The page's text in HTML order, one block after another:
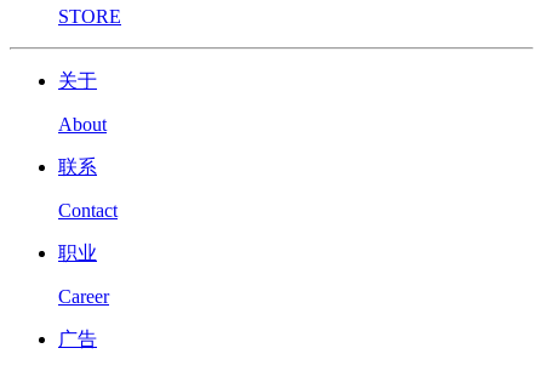
STORE
关于
About
联系
Contact
职业
Career
广告